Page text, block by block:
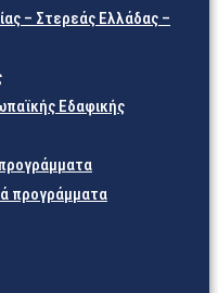
– Στερεάς Ελλάδας –
Εδαφικής
προγράμματα